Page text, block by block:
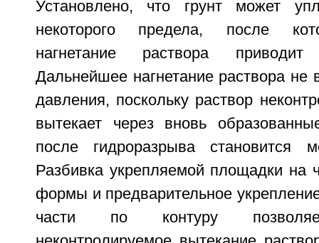
Установлено, что грунт может
некоторого предела, после
нагнетание раствора
Дальнейшее нагнетание раствора не
давления, поскольку раствор
вытекает через вновь
после гидроразрыва становится
Разбивка укрепляемой площадки на
формы и предварительное
части по контуру